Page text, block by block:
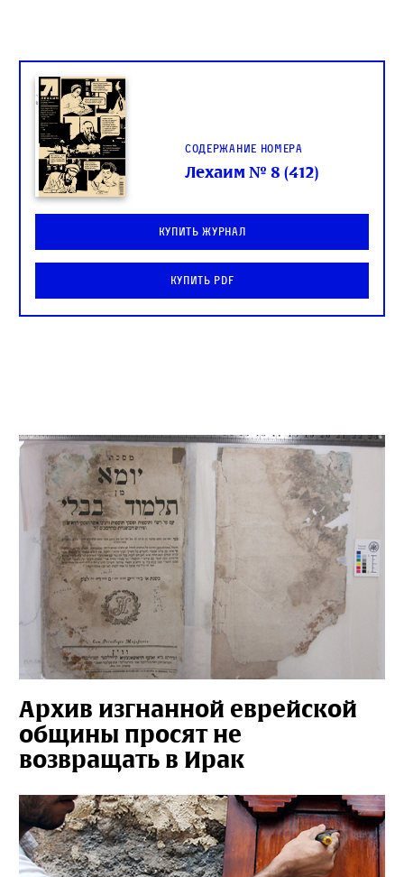
Содержание номера
Лехаим № 8 (412)
Купить журнал
Купить PDF
Архив изгнанной еврейской
общины просят не
возвращать в Ирак